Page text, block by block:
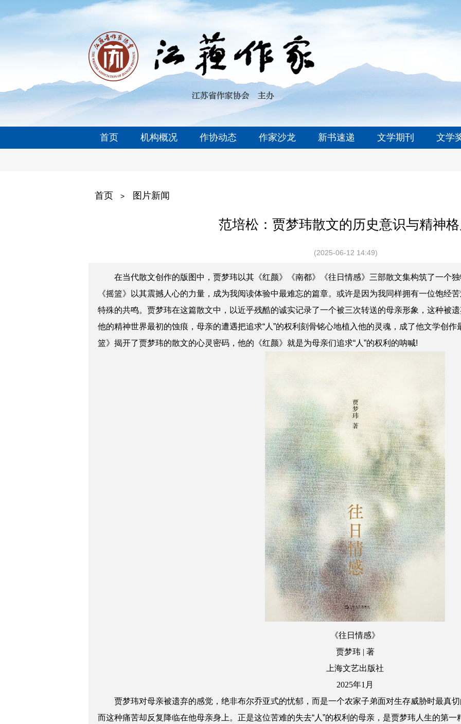
首页 机构概况 作协动态 作家沙龙 新书速递 文学期刊 文学
首页 > 图片新闻
范培松：贾梦玮散文的历史意识与精神
(2025-06-12 14:49)
在当代散文创作的版图中，贾梦玮以其《红颜》《南都》《往日情感》三部散文集构筑了一个
《摇篮》以其震撼人心的力量，成为我阅读体验中最难忘的篇章。或许是因为我同样拥有一位饱经
特殊的共鸣。贾梦玮在这篇散文中，以近乎残酷的诚实记录了一个被三次转送的母亲形象，这种被
他的精神世界最初的蚀痕，母亲的遭遇把追求“人”的权利刻骨铭心地植入他的灵魂，成了他文学创
篮》揭开了贾梦玮的散文的心灵密码，他的《红颜》就是为母亲们追求“人”的权利的呐喊!
《往日情感》
贾梦玮 | 著
上海文艺出版社
2025年1月
贾梦玮对母亲被遗弃的感觉，绝非布尔乔亚式的忧郁，而是一个农家子弟面对生存威胁时最真
而这种痛苦却反复降临在他母亲身上。正是这位苦难的失去“人”的权利的母亲，是贾梦玮人生的第